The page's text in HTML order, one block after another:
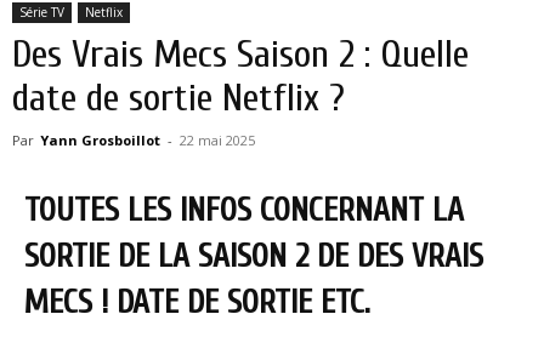
Série TV Netflix
Des Vrais Mecs Saison 2 : Quelle
date de sortie Netflix ?
Par Yann Grosboillot - 22 mai 2025
TOUTES LES INFOS CONCERNANT LA
SORTIE DE LA SAISON 2 DE DES VRAIS
MECS ! DATE DE SORTIE ETC.